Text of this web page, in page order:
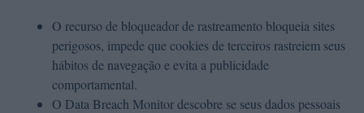
O recurso de bloqueador de rastreamento bloqueia sites
perigosos, impede que cookies de terceiros rastreiem seus
hábitos de navegação e evita a publicidade
comportamental.
O Data Breach Monitor descobre se seus dados pessoais